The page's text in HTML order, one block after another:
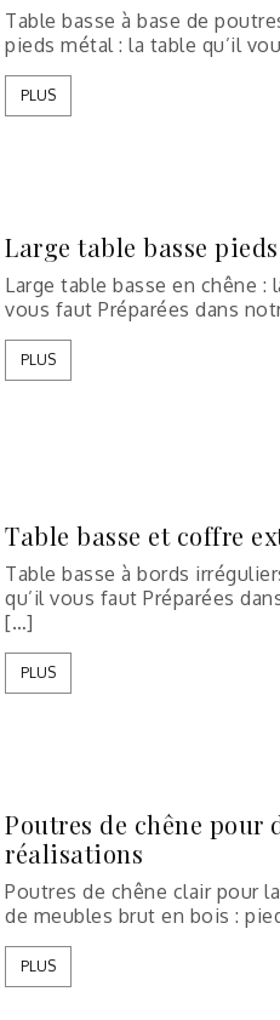
Table basse à base de
pieds métal : la table qu’il
PLUS
Large table basse
Large table basse en chêne :
vous faut Préparées dans
PLUS
Table basse et coffre
Table basse à bords
qu’il vous faut Préparées
[…]
PLUS
Poutres de chêne pour
réalisations
Poutres de chêne clair pour
de meubles brut en bois :
PLUS